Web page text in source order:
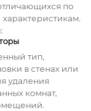
по
тип,
в стенах или
удаления
комнат,